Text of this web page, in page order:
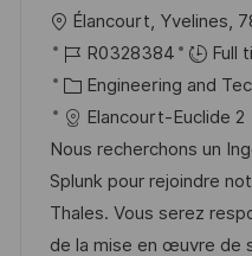
L
o
c
a
t
i
o
n
Élancourt, Yvelines,
J
o
b
I
d
R0328384
Full
C
a
t
e
g
o
Engineering and
Elancourt-Euclide 2
Nous recherchons un
Splunk pour rejoindre
Thales. Vous serez
de la mise en œuvre de